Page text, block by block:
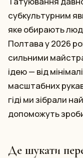
субкультурним
яке обирають
Полтава у 2026
сильними
ідею — від
масштабних
гіді ми зібрали
допоможуть
Де шукати